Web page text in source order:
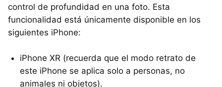
control de profundidad en una foto. Esta
funcionalidad está únicamente disponible en los
siguientes iPhone:
iPhone XR (recuerda que el modo retrato de
este iPhone se aplica solo a personas, no
animales ni objetos).